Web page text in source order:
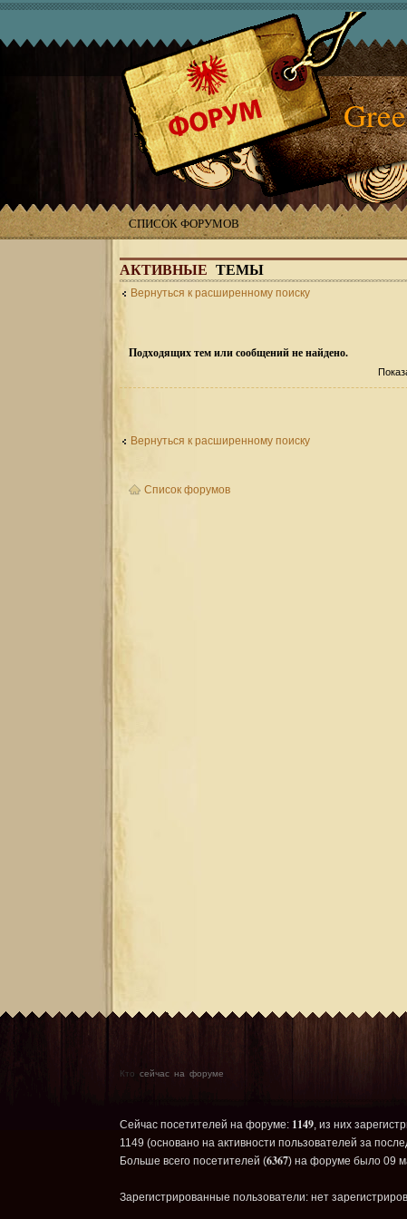
СПИСОК ФОРУМОВ
АКТИВНЫЕ ТЕМЫ
Вернуться к расширенному поиску
Подходящих тем или сообщений не найдено.
Вернуться к расширенному поиску
Список форумов
Кто сейчас на форуме
Сейчас посетителей на форуме: 1149, из них
1149 (основано на активности пользователей за
Больше всего посетителей (6367) на форуме было 09
Зарегистрированные пользователи: нет